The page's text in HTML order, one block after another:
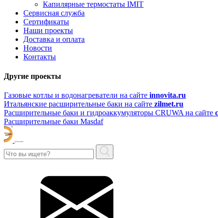
Капилярные термостаты IMIT
Сервисная служба
Сертификаты
Наши проекты
Доставка и оплата
Новости
Контакты
Другие проекты
Газовые котлы и водонагреватели на сайте innovita.ru
Итальянские расширительные баки на сайте zilmet.ru
Расширительные баки и гидроаккумуляторы CRUWA на сайте
Расширительные баки Masdaf